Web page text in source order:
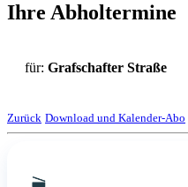
Ihre Abholtermine
für: Grafschafter Straße
Zurück Download und Kalender-Abo